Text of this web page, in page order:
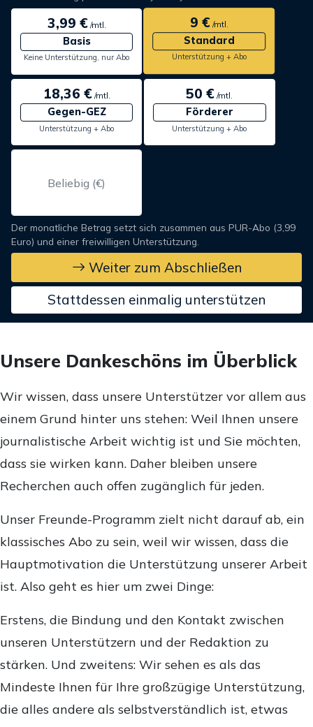
3,99 €/mtl.
Basis
Keine Unterstützung, nur Abo
9 €/mtl.
Standard
Unterstützung + Abo
18,36 €/mtl.
Gegen-GEZ
Unterstützung + Abo
50 € /mtl.
Förderer
Unterstützung + Abo
Der monatliche Betrag setzt sich zusammen aus PUR-Abo (3,99
Euro) und einer freiwilligen Unterstützung.
Weiter zum Abschließen
Stattdessen einmalig unterstützen
Unsere Dankeschöns im Überblick
Wir wissen, dass unsere Unterstützer vor allem aus
einem Grund hinter uns stehen: Weil Ihnen unsere
journalistische Arbeit wichtig ist und Sie möchten,
dass sie wirken kann. Daher bleiben unsere
Recherchen auch offen zugänglich für jeden.
Unser Freunde-Programm zielt nicht darauf ab, ein
klassisches Abo zu sein, weil wir wissen, dass die
Hauptmotivation die Unterstützung unserer Arbeit
ist. Also geht es hier um zwei Dinge:
Erstens, die Bindung und den Kontakt zwischen
unseren Unterstützern und der Redaktion zu
stärken. Und zweitens: Wir sehen es als das
Mindeste Ihnen für Ihre großzügige Unterstützung,
die alles andere als selbstverständlich ist, etwas